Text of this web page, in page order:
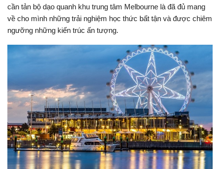
cần tản bộ dạo quanh khu trung tâm Melbourne là đã đủ mang
về cho mình những trải nghiệm học thức bất tận và được chiêm
ngưỡng những kiến trúc ấn tượng.